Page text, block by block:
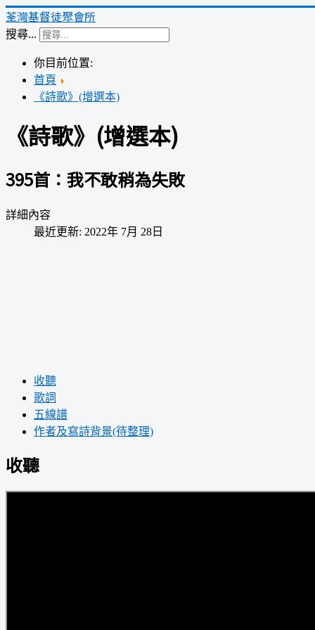
荃灣基督徒聚會所
搜尋...
你目前位置:
首頁
《詩歌》(增選本)
《詩歌》(增選本)
395首：我不敢稍為失敗
詳細內容
最近更新: 2022年 7月 28日
收聽
歌詞
五線譜
作者及寫詩背景(待整理)
收聽